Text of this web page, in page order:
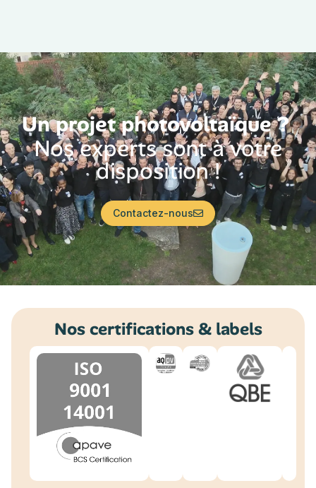
Un projet photovoltaïque ?
Nos experts sont à votre
disposition !
Contactez-nous
Nos certifications & labels